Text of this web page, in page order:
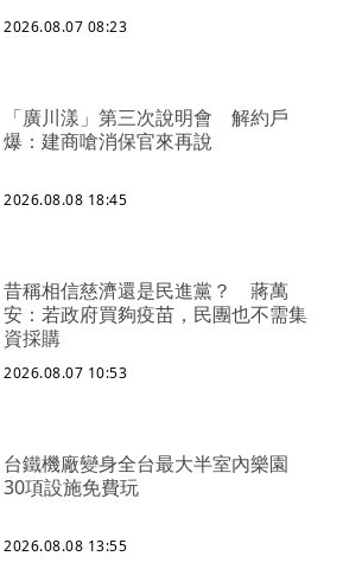
2026.08.07 08:23
「廣川漾」第三次說明會 解約戶
爆：建商嗆消保官來再說
2026.08.08 18:45
昔稱相信慈濟還是民進黨？ 蔣萬
安：若政府買夠疫苗，民團也不需集
資採購
2026.08.07 10:53
台鐵機廠變身全台最大半室內樂園
30項設施免費玩
2026.08.08 13:55